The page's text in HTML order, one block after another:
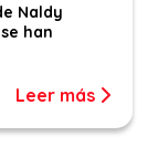
Naldy
han
Leer más